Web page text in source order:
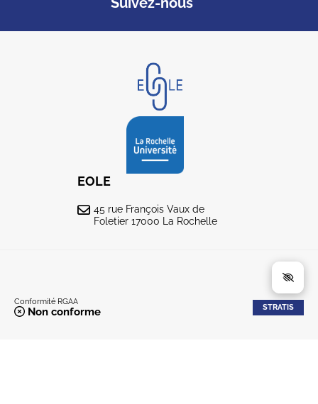
EOLE
45 rue François Vaux de
Foletier 17000 La Rochelle
Conformité RGAA
Non conforme STRATIS